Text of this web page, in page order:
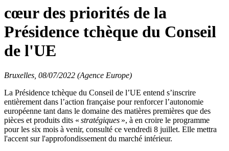
cœur des priorités de la
Présidence tchèque du Conseil
de l'UE
Bruxelles, 08/07/2022 (Agence Europe)
La Présidence tchèque du Conseil de l’UE entend s’inscrire
entièrement dans l’action française pour renforcer l’autonomie
européenne tant dans le domaine des matières premières que des
pièces et produits dits « stratégiques », à en croire le programme
pour les six mois à venir, consulté ce vendredi 8 juillet. Elle mettra
l'accent sur l'approfondissement du marché intérieur.